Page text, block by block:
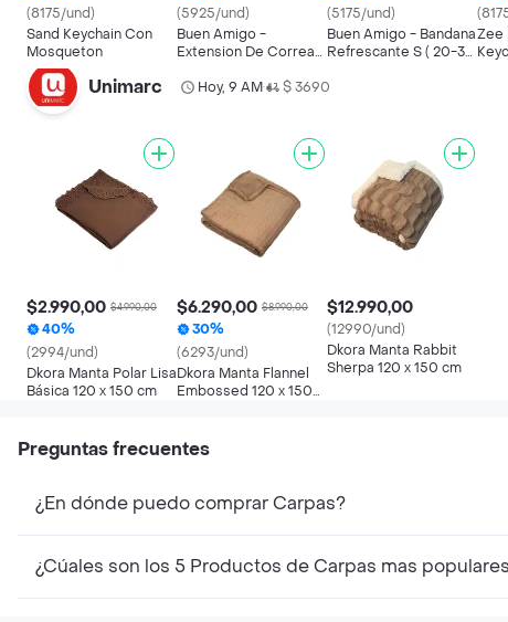
(8175/und)
Sand Keychain Con
Mosqueton
(5925/und)
Buen Amigo -
Extension De Correa
Largo 60cm ) 75596
(5175/und)
Buen Amigo - Bandana
Refrescante S ( 20-30
79218 )
Zee
Unimarc Hoy, 9 AM• $ 3690
$2.990,00 $4.990,00
40%
(2994/und)
Dkora Manta Polar Lisa
Básica 120 x 150 cm
$6.290,00 $8.990,00
30%
(6293/und)
Dkora Manta Flannel
Embossed 120 x 150
$12.990,00
(12990/und)
Dkora Manta Rabbit
Sherpa 120 x 150 cm
Preguntas frecuentes
¿En dónde puedo comprar Carpas?
¿Cúales son los 5 Productos de Carpas mas